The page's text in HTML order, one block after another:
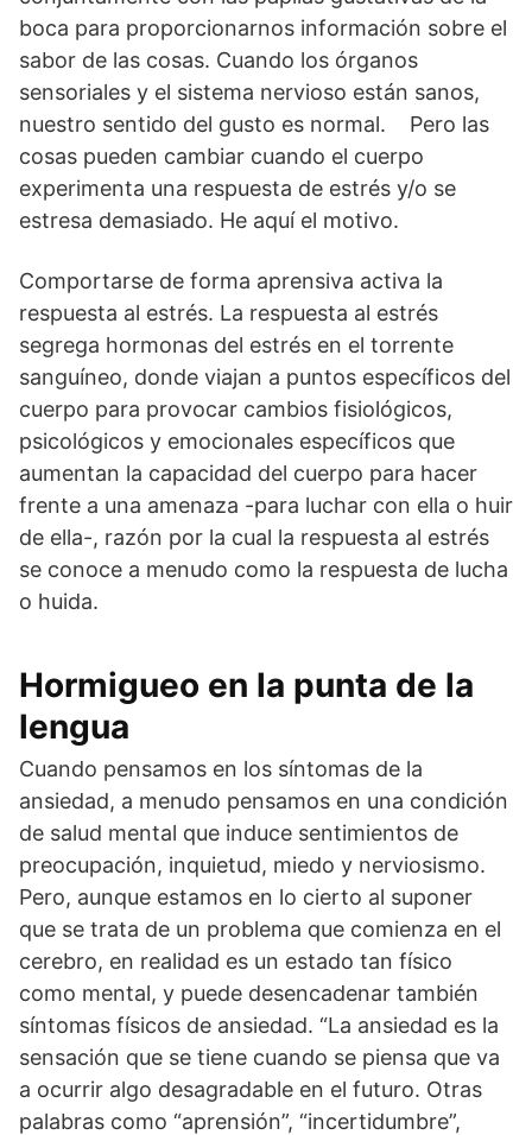
boca para proporcionarnos información sobre el
sabor de las cosas. Cuando los órganos
sensoriales y el sistema nervioso están sanos,
nuestro sentido del gusto es normal. Pero las
cosas pueden cambiar cuando el cuerpo
experimenta una respuesta de estrés y/o se
estresa demasiado. He aquí el motivo.
Comportarse de forma aprensiva activa la
respuesta al estrés. La respuesta al estrés
segrega hormonas del estrés en el torrente
sanguíneo, donde viajan a puntos específicos del
cuerpo para provocar cambios fisiológicos,
psicológicos y emocionales específicos que
aumentan la capacidad del cuerpo para hacer
frente a una amenaza -para luchar con ella o huir
de ella-, razón por la cual la respuesta al estrés
se conoce a menudo como la respuesta de lucha
o huida.
Hormigueo en la punta de la
lengua
Cuando pensamos en los síntomas de la
ansiedad, a menudo pensamos en una condición
de salud mental que induce sentimientos de
preocupación, inquietud, miedo y nerviosismo.
Pero, aunque estamos en lo cierto al suponer
que se trata de un problema que comienza en el
cerebro, en realidad es un estado tan físico
como mental, y puede desencadenar también
síntomas físicos de ansiedad. “La ansiedad es la
sensación que se tiene cuando se piensa que va
a ocurrir algo desagradable en el futuro. Otras
palabras como “aprensión”, “incertidumbre”,